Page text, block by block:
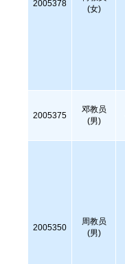
2005378
(女)
2005375
邓教员
(男)
2005350
周教员
(男)